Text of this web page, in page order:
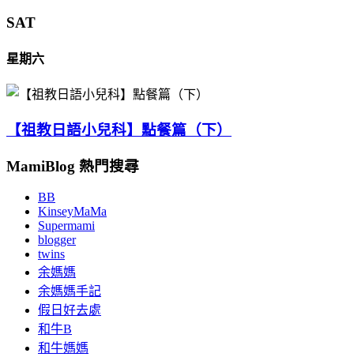
SAT
星期六
【祖教日語小兒科】點餐篇（下）
MamiBlog 熱門搜尋
BB
KinseyMaMa
Supermami
blogger
twins
余媽媽
余媽媽手記
假日好去處
和牛B
和牛媽媽